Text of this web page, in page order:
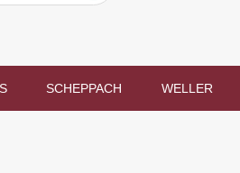
SCHEPPACH WELLER